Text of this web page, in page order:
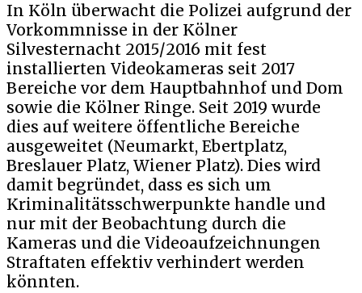
In Köln überwacht die Polizei aufgrund der
Vorkommnisse in der Kölner
Silvesternacht 2015/2016 mit fest
installierten Videokameras seit 2017
Bereiche vor dem Hauptbahnhof und Dom
sowie die Kölner Ringe. Seit 2019 wurde
dies auf weitere öffentliche Bereiche
ausgeweitet (Neumarkt, Ebertplatz,
Breslauer Platz, Wiener Platz). Dies wird
damit begründet, dass es sich um
Kriminalitätsschwerpunkte handle und
nur mit der Beobachtung durch die
Kameras und die Videoaufzeichnungen
Straftaten effektiv verhindert werden
könnten.